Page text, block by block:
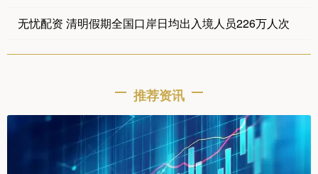
无忧配资 清明假期全国口岸日均出入境人员226万人次
推荐资讯